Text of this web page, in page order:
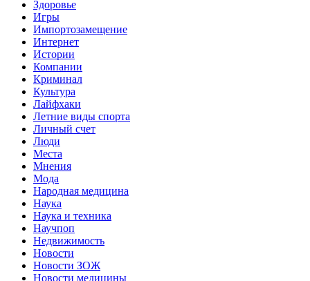
Здоровье
Игры
Импортозамещение
Интернет
Истории
Компании
Криминал
Культура
Лайфхаки
Летние виды спорта
Личный счет
Люди
Места
Мнения
Мода
Народная медицина
Наука
Наука и техника
Научпоп
Недвижимость
Новости
Новости ЗОЖ
Новости медицины